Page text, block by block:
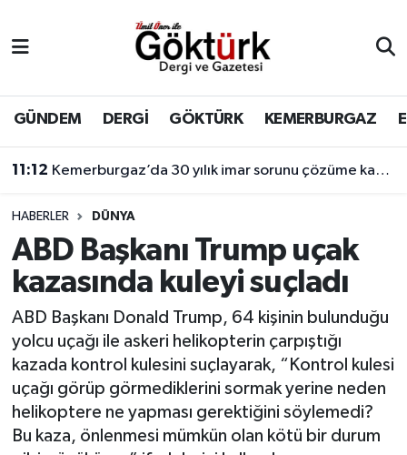
GÜNDEM DERGİ GÖKTÜRK KEMERBURGAZ
11:12 Kemerburgaz’da 30 yılık imar sorunu çözüme kavuşuyor
HABERLER DÜNYA
ABD Başkanı Trump uçak
kazasında kuleyi suçladı
ABD Başkanı Donald Trump, 64 kişinin bulunduğu
yolcu uçağı ile askeri helikopterin çarpıştığı
kazada kontrol kulesini suçlayarak, “Kontrol kulesi
uçağı görüp görmediklerini sormak yerine neden
helikoptere ne yapması gerektiğini söylemedi?
Bu kaza, önlenmesi mümkün olan kötü bir durum
BİLİM
DERGİ
DÜNYA
EĞİTİM
GÖKTÜRK
GÜNDEM
KEMERBURGAZ
Eyüpsultan Hava Durumu
Eyüpsultan Trafik Yoğunluk Haritası
Süper Lig Puan Durumu ve Fikstür
Tüm Manşetler
Son Dakika Haberleri